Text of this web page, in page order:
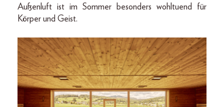
Außenluft ist im Sommer besonders wohltuend für
Körper und Geist.